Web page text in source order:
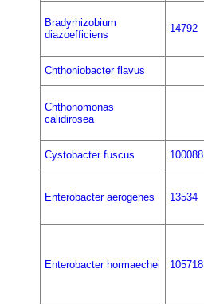
Bradyrhizobium
diazoefficiens
14792
Chthoniobacter flavus
Chthonomonas
calidirosea
Cystobacter fuscus 100088
Enterobacter aerogenes 13534
Enterobacter hormaechei 105718